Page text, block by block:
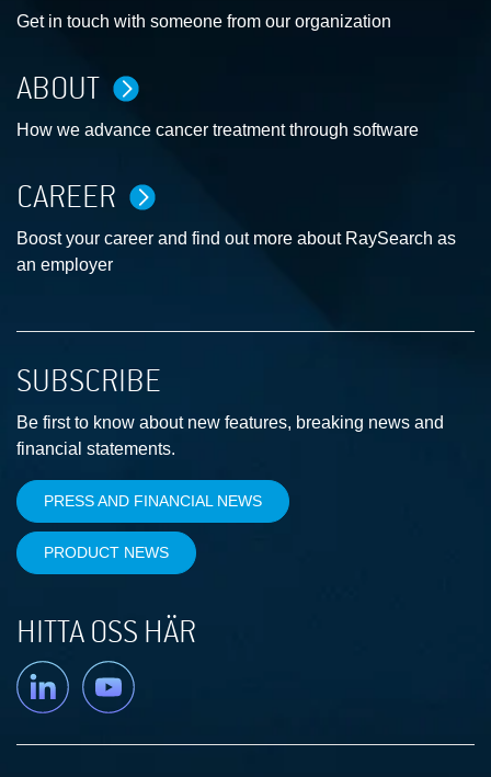
Get in touch with someone from our organization
ABOUT
How we advance cancer treatment through software
CAREER
Boost your career and find out more about RaySearch as
an employer
SUBSCRIBE
Be first to know about new features, breaking news and
financial statements.
PRESS AND FINANCIAL NEWS
PRODUCT NEWS
HITTA OSS HÄR
Linkedin YouTube